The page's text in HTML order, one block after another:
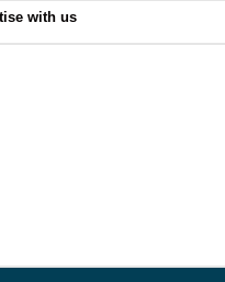
with us